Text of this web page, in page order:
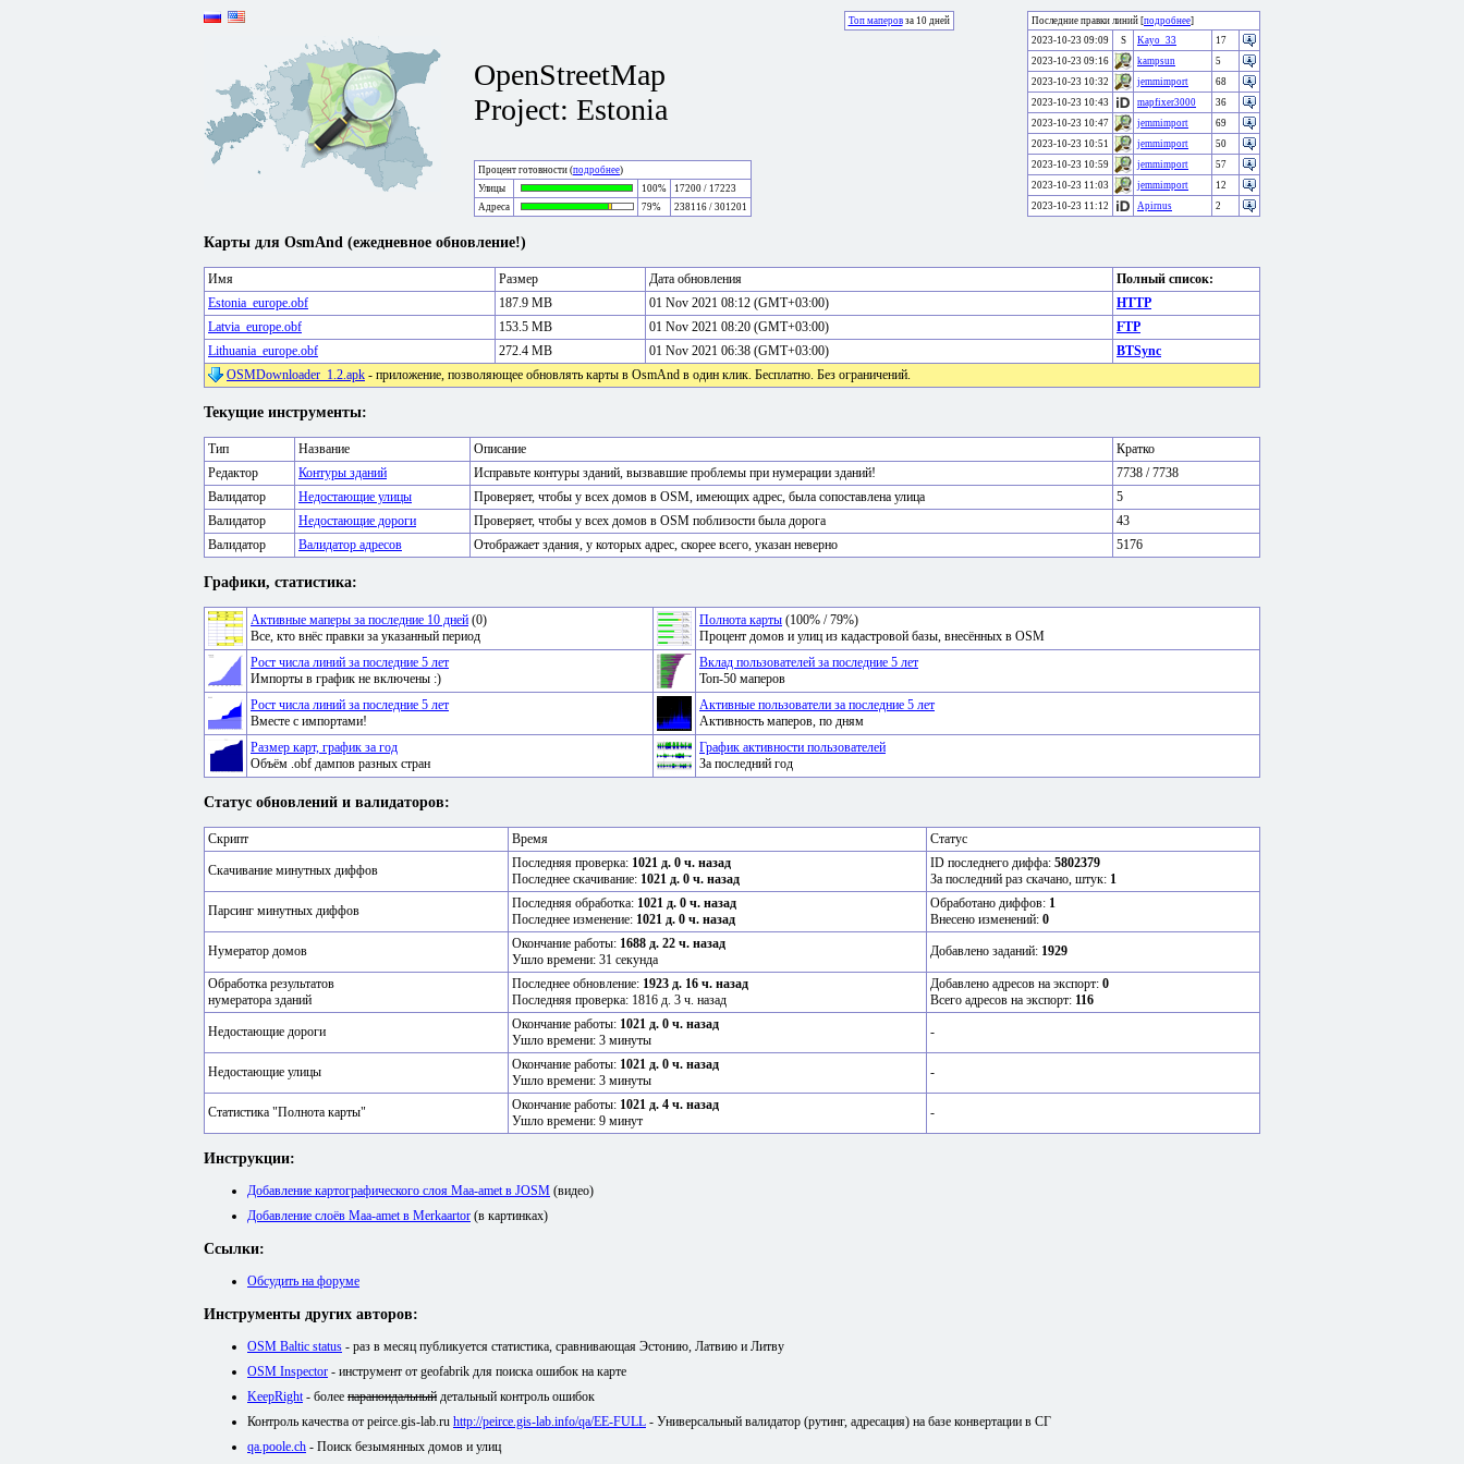
OpenStreetMap
Project: Estonia
Процент готовности (подробнее)
Улицы
100%
17200 / 17223
Адреса
79% 238116 / 301201
Топ маперовза 10 дней Последние правки линий [подробнее]
2023-10-23 09:09
S Kayo_33
17
2023-10-23 09:16
kampsun
5
2023-10-23 10:32
jemmimport
68
2023-10-23 10:43
mapfixer3000
36
2023-10-23 10:47
jemmimport
69
2023-10-23 10:51
jemmimport
50
2023-10-23 10:59
jemmimport
57
2023-10-23 11:03
jemmimport
12
2023-10-23 11:12
Apirnus 2
Карты для OsmAnd (ежедневное обновление!)
Имя Размер Дата обновления
Полный список:
Estonia_europe.obf
187.9 MB 01 Nov 2021 08:12 (GMT+03:00)
HTTP
Latvia_europe.obf
153.5 MB 01 Nov 2021 08:20 (GMT+03:00)
FTP
Lithuania_europe.obf
272.4 MB 01 Nov 2021 06:38 (GMT+03:00)
BTSync
OSMDownloader_1.2.apk - приложение, позволяющее обновлять карты в OsmAnd в один клик. Бесплатно. Без ограничений.
Текущие инструменты:
Тип Название Описание
Кратко
Редактор
Контуры зданий Исправьте контуры зданий, вызвавшие проблемы при нумерации зданий!
7738 / 7738
Валидатор
Недостающие улицы Проверяет, чтобы у всех домов в OSM, имеющих адрес, была сопоставлена улица
5
Валидатор
Недостающие дороги Проверяет, чтобы у всех домов в OSM поблизости была дорога
43
Валидатор
Валидатор адресов Отображает здания, у которых адрес, скорее всего, указан неверно 5176
Графики, статистика:
Активные маперы за последние 10 дней (0)
Все, кто внёс правки за указанный период
Полнота карты (100% / 79%)
Процент домов и улиц из кадастровой базы, внесённых в OSM
Рост числа линий за последние 5 лет
Импорты в график не включены :)
Вклад пользователей за последние 5 лет
Топ-50 маперов
Рост числа линий за последние 5 лет
Вместе с импортами!
Активные пользователи за последние 5 лет
Активность маперов, по дням
Размер карт, график за год
Объём .obf дампов разных стран
График активности пользователей
За последний год
Статус обновлений и валидаторов:
Скрипт Время Статус
Скачивание минутных диффов Последняя проверка: 1021 д. 0 ч. назад
Последнее скачивание: 1021 д. 0 ч. назад
ID последнего диффа: 5802379
За последний раз скачано, штук: 1
Парсинг минутных диффов Последняя обработка: 1021 д. 0 ч. назад
Последнее изменение: 1021 д. 0 ч. назад
Обработано диффов: 1
Внесено изменений: 0
Нумератор домов Окончание работы: 1688 д. 22 ч. назад
Ушло времени: 31 секунда
Добавлено заданий: 1929
Обработка результатов
нумератора зданий
Последнее обновление: 1923 д. 16 ч. назад
Последняя проверка: 1816 д. 3 ч. назад
Добавлено адресов на экспорт: 0
Всего адресов на экспорт: 116
Недостающие дороги Окончание работы: 1021 д. 0 ч. назад
Ушло времени: 3 минуты
-
Недостающие улицы Окончание работы: 1021 д. 0 ч. назад
Ушло времени: 3 минуты
-
Статистика "Полнота карты" Окончание работы: 1021 д. 4 ч. назад
Ушло времени: 9 минут
-
Инструкции:
Добавление картографического слоя Maa-amet в JOSM (видео)
Добавление слоёв Maa-amet в Merkaartor (в картинках)
Ссылки:
Обсудить на форуме
Инструменты других авторов:
OSM Baltic status - раз в месяц публикуется статистика, сравнивающая Эстонию, Латвию и Литву
OSM Inspector - инструмент от geofabrik для поиска ошибок на карте
KeepRight- более параноидальный детальный контроль ошибок
Контроль качества от peirce.gis-lab.ru http://peirce.gis-lab.info/qa/EE-FULL - Универсальный валидатор (рутинг, адресация) на базе конвертации в СГ
qa.poole.ch - Поиск безымянных домов и улиц